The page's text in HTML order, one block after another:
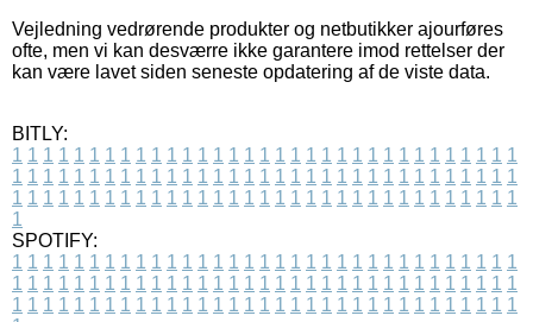
Vejledning vedrørende produkter og netbutikker ajourføres
ofte, men vi kan desværre ikke garantere imod rettelser der
kan være lavet siden seneste opdatering af de viste data.
BITLY:
1 1 1 1 1 1 1 1 1 1 1 1 1 1 1 1 1 1 1 1 1 1 1 1 1 1 1 1 1 1 1 1 1
1 1 1 1 1 1 1 1 1 1 1 1 1 1 1 1 1 1 1 1 1 1 1 1 1 1 1 1 1 1 1 1 1
1 1 1 1 1 1 1 1 1 1 1 1 1 1 1 1 1 1 1 1 1 1 1 1 1 1 1 1 1 1 1 1 1
1
SPOTIFY:
1 1 1 1 1 1 1 1 1 1 1 1 1 1 1 1 1 1 1 1 1 1 1 1 1 1 1 1 1 1 1 1 1
1 1 1 1 1 1 1 1 1 1 1 1 1 1 1 1 1 1 1 1 1 1 1 1 1 1 1 1 1 1 1 1 1
1 1 1 1 1 1 1 1 1 1 1 1 1 1 1 1 1 1 1 1 1 1 1 1 1 1 1 1 1 1 1 1 1